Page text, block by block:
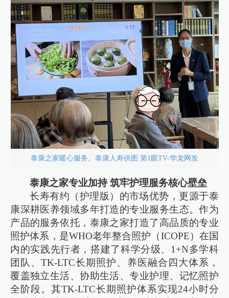
泰康之家暖心服务。泰康人寿供图 第1眼TV-华龙网发
泰康之家专业加持 筑牢护理服务核心壁垒
长寿有约（护理版）的市场优势，更源于泰
康深耕医养领域多年打造的专业服务生态。作为
产品的服务依托，泰康之家打造了高品质的专业
照护体系，是WHO老年整合照护（ICOPE）在国
内的实践先行者，搭建了科学分级、1+N多学科
团队、TK-LTC长期照护、养医融合四大体系，
覆盖独立生活、协助生活、专业护理、记忆照护
全阶段。其TK-LTC长期照护体系实现24小时分